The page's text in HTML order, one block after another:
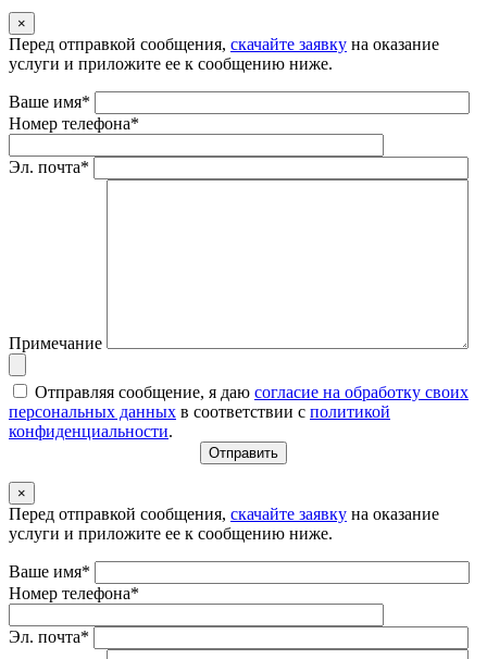
×
Перед отправкой сообщения, скачайте заявку на оказание
услуги и приложите ее к сообщению ниже.
Ваше имя*
Номер телефона*
Эл. почта*
Примечание
Отправляя сообщение, я даю согласие на обработку своих
персональных данных в соответствии с политикой
конфиденциальности.
×
Перед отправкой сообщения, скачайте заявку на оказание
услуги и приложите ее к сообщению ниже.
Ваше имя*
Номер телефона*
Эл. почта*